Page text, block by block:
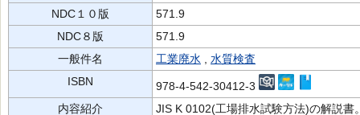
NDC１０版
571.9
NDC８版
571.9
一般件名
工業廃水
水質検査
ISBN
978-4-542-30412-3
内容紹介
JIS K 0102(工場排水試験方法)の解説